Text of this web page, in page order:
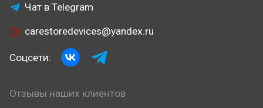
Чат в Telegram
carestoredevices@yandex.ru
Соцсети:
Отзывы наших клиентов